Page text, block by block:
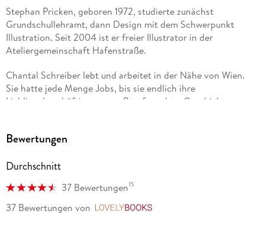
Stephan Pricken, geboren 1972, studierte zunächst
Grundschullehramt, dann Design mit dem Schwerpunkt
Illustration. Seit 2004 ist er freier Illustrator in der
Ateliergemeinschaft Hafenstraße.
Chantal Schreiber lebt und arbeitet in der Nähe von Wien.
Sie hatte jede Menge Jobs, bis sie endlich ihre
Lieblingsbeschäftigung zum Beruf machte: Geschichten
Bewertungen
Durchschnitt
37 Bewertungen15
37 Bewertungen von